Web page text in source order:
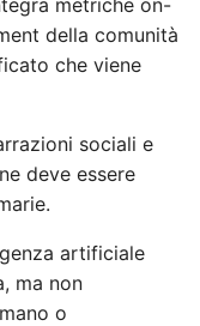
della comunità
che viene
sociali e
deve essere
artificiale
ma non
o